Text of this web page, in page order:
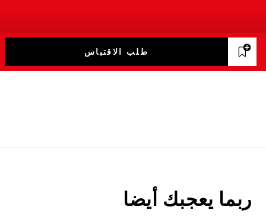
طلب الاقتباس
ربما يعجبك أيضا